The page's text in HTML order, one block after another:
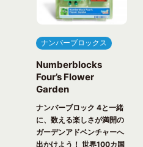
ナンバーブロックス
Numberblocks
Four’s Flower
Garden
ナンバーブロック 4と一緒
に、数える楽しさが満開の
ガーデンアドベンチャーへ
出かけよう！ 世界100カ国